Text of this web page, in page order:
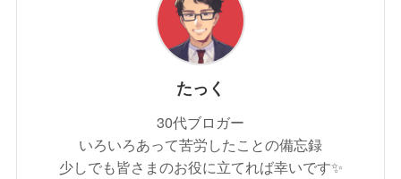
たっく
30代ブロガー
いろいろあって苦労したことの備忘録
少しでも皆さまのお役に立てれば幸いです✨